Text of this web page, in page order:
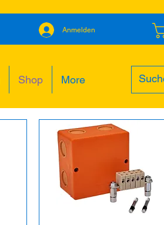
Anmelden
Shop More